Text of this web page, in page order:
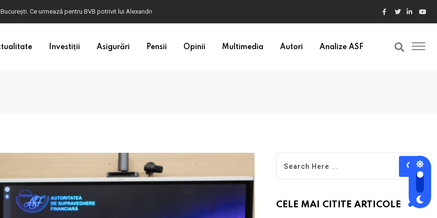
Dacă în România cele mai falsificate bancnote sunt cele de 50 de euro, cele din Bulgaria au valori cu 30% mai mari
Investiții Asigurări Pensii Opinii Multimedia Autori Analize ASF
CELE MAI CITITE ARTICOLE